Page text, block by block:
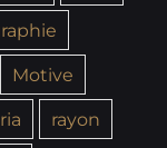
Motive
rayon